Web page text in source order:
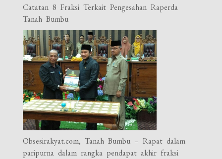
Catatan 8 Fraksi Terkait Pengesahan Raperda
Tanah Bumbu
Obsesirakyat.com, Tanah Bumbu – Rapat dalam
paripurna dalam rangka pendapat akhir fraksi